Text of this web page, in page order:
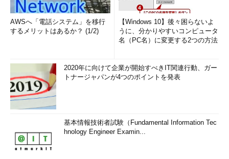
AWSへ「電話システム」を移行
するメリットはあるか？ (1/2)
【Windows 10】後々困らないよ
うに、分かりやすいコンピュータ
名（PC名）に変更する2つの方法
2020年に向けて企業が開始すべきIT関連行動、ガー
トナージャパンが4つのポイントを発表
基本情報技術者試験（Fundamental Information Tec
hnology Engineer Examin...